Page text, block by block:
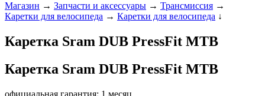
Магазин → Запчасти и аксессуары → Трансмиссия →
Каретки для велосипеда → Каретки для велосипеда ↓
Каретка Sram DUB PressFit MTB
Каретка Sram DUB PressFit MTB
официальная гарантия: 1 месяц